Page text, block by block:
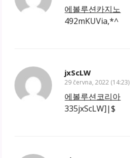
에볼루션카지노
492mKUVia,*^
jxScLW
29 června, 2022 (14:23)
에볼루션코리아
335jxScLW]|$